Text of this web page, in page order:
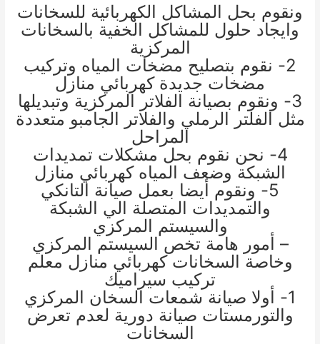
ونقوم بحل المشاكل الكهربائية للسخانات
وايجاد حلول للمشاكل الخفية بالسخانات
المركزية
2- نقوم بتصليح مضخات المياه وتركيب
مضخات جديدةكهربائي منازل
3- ونقوم بصيانة الفلاتر المركزية وتبديلها
مثل الفلتر الرملي والفلاتر الجامبو متعددة
المراحل
4- نحن نقوم بحل مشكلات تمديدات
الشبكة وضعف المياهكهربائي منازل
5- ونقوم أيضا بعمل صيانة التانكي
والتمديدات المتصلة الي الشبكة
والسيستم المركزي
– أمور هامة تخص السيستم المركزي
وخاصة السخاناتكهربائي منازل معلم
تركيب سيراميك
1- أولا صيانة شمعات السخان المركزي
والتورمستات صيانة دورية لعدم تعرض
السخانات